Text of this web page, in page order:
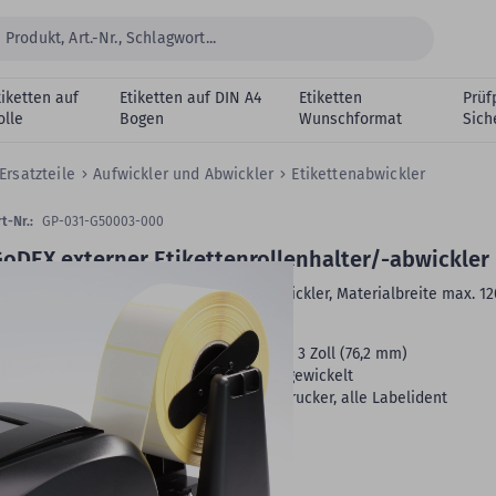
auf
Etiketten auf DIN A4
Bogen
Etiketten
Wunschformat
Aufwickler und Abwickler Etikettenabwickler
externer Etikettenrollenhalter/-abwickler
externer Etikettenrollenhalter/-abwickler, Materialbreite max.
Ø: max. 250 mm
Nr.: GP-031-G50003-000
Etiketten Rollenkern-Ø:
1 Zoll (25,4 mm) - 3 Zoll (76,2 mm)
Etiketten Rollenwicklung:
außen-/innen gewickelt
Geräte:
alle GoDEX Desktopdrucker, alle Labelident
der Marke GoDEX